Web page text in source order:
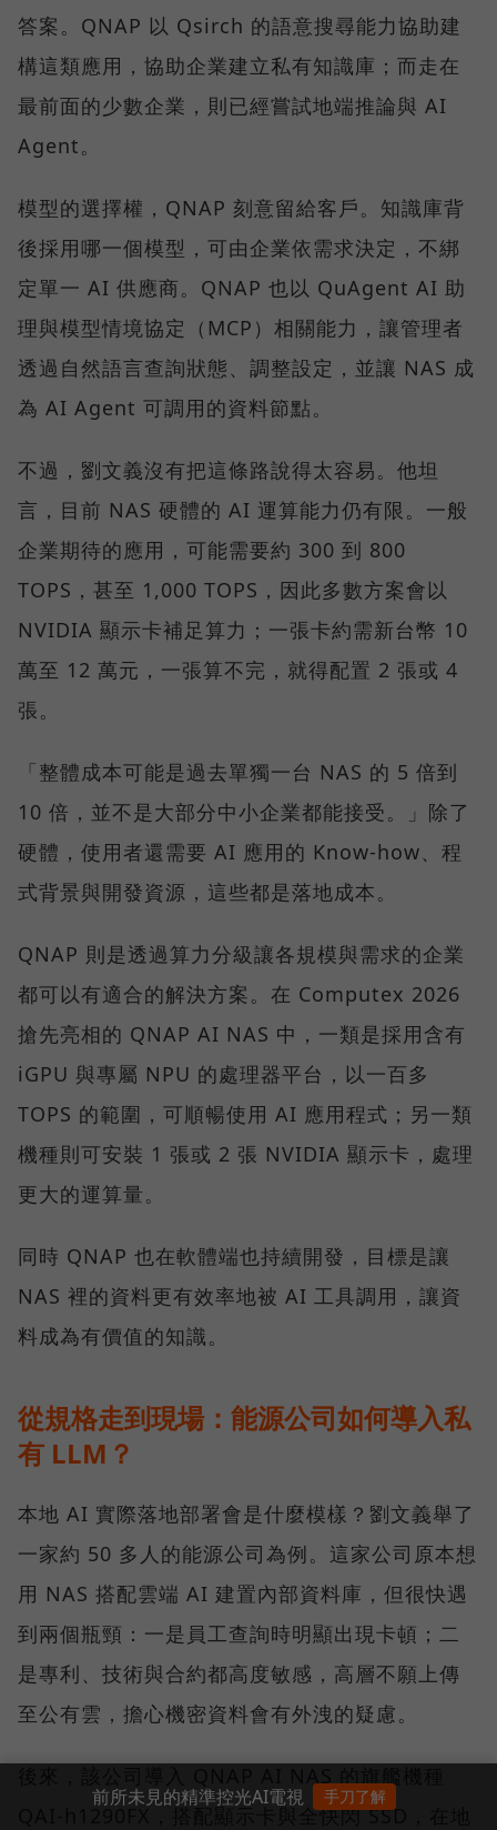
答案。QNAP 以 Qsirch 的語意搜尋能力協助建
構這類應用，協助企業建立私有知識庫；而走在
最前面的少數企業，則已經嘗試地端推論與 AI
Agent。
模型的選擇權，QNAP 刻意留給客戶。知識庫背
後採用哪一個模型，可由企業依需求決定，不綁
定單一 AI 供應商。QNAP 也以 QuAgent AI 助
理與模型情境協定（MCP）相關能力，讓管理者
透過自然語言查詢狀態、調整設定，並讓 NAS 成
為 AI Agent 可調用的資料節點。
不過，劉文義沒有把這條路說得太容易。他坦
言，目前 NAS 硬體的 AI 運算能力仍有限。一般
企業期待的應用，可能需要約 300 到 800
TOPS，甚至 1,000 TOPS，因此多數方案會以
NVIDIA 顯示卡補足算力；一張卡約需新台幣 10
萬至 12 萬元，一張算不完，就得配置 2 張或 4
張。
「整體成本可能是過去單獨一台 NAS 的 5 倍到
10 倍，並不是大部分中小企業都能接受。」除了
硬體，使用者還需要 AI 應用的 Know-how、程
式背景與開發資源，這些都是落地成本。
QNAP 則是透過算力分級讓各規模與需求的企業
都可以有適合的解決方案。在 Computex 2026
搶先亮相的 QNAP AI NAS 中，一類是採用含有
iGPU 與專屬 NPU 的處理器平台，以一百多
TOPS 的範圍，可順暢使用 AI 應用程式；另一類
機種則可安裝 1 張或 2 張 NVIDIA 顯示卡，處理
更大的運算量。
同時 QNAP 也在軟體端也持續開發，目標是讓
NAS 裡的資料更有效率地被 AI 工具調用，讓資
料成為有價值的知識。
從規格走到現場：能源公司如何導入私
有 LLM？
本地 AI 實際落地部署會是什麼模樣？劉文義舉了
一家約 50 多人的能源公司為例。這家公司原本想
用 NAS 搭配雲端 AI 建置內部資料庫，但很快遇
到兩個瓶頸：一是員工查詢時明顯出現卡頓；二
是專利、技術與合約都高度敏感，高層不願上傳
至公有雲，擔心機密資料會有外洩的疑慮。
QAI-h1290FX，搭配顯示卡與全快閃 SSD，在地
前所未見的精準控光AI電視 手刀了解